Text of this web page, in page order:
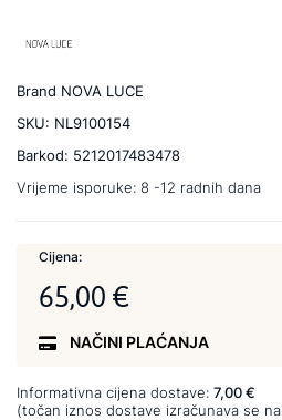
Brand NOVA LUCE
SKU: NL9100154
Barkod: 5212017483478
Vrijeme isporuke: 8 -12 radnih dana
Cijena:
65,00 €
NAČINI PLAĆANJA
Informativna cijena dostave: 7,00 €
(točan iznos dostave izračunava se